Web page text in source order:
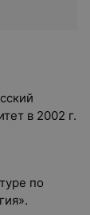
в 2002 г.
по